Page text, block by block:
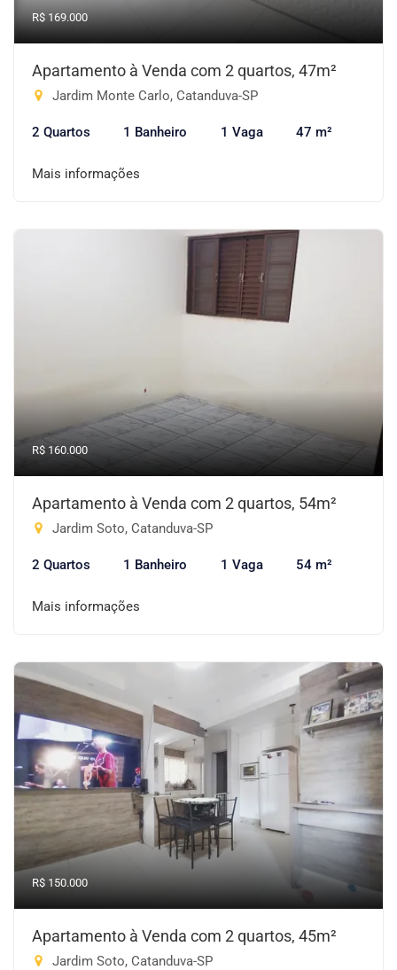
R$ 169.000
Apartamento à Venda com 2 quartos, 47m²
Jardim Monte Carlo, Catanduva-SP
2 Quartos 1 Banheiro 1 Vaga 47 m²
Mais informações
R$ 160.000
Apartamento à Venda com 2 quartos, 54m²
Jardim Soto, Catanduva-SP
2 Quartos 1 Banheiro 1 Vaga 54 m²
Mais informações
R$ 150.000
Apartamento à Venda com 2 quartos, 45m²
Jardim Soto, Catanduva-SP